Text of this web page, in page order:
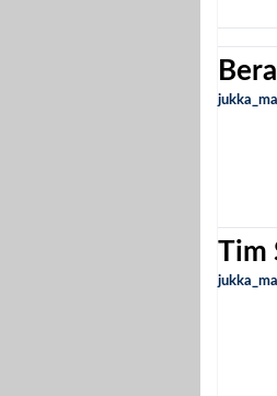
Tim